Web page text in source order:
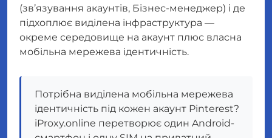
(зв’язування акаунтів, Бізнес-менеджер) і де
підхоплює виділена інфраструктура —
окреме середовище на акаунт плюс власна
мобільна мережева ідентичність.
Потрібна виділена мобільна мережева
ідентичність під кожен акаунт Pinterest?
iProxy.online перетворює один Android-